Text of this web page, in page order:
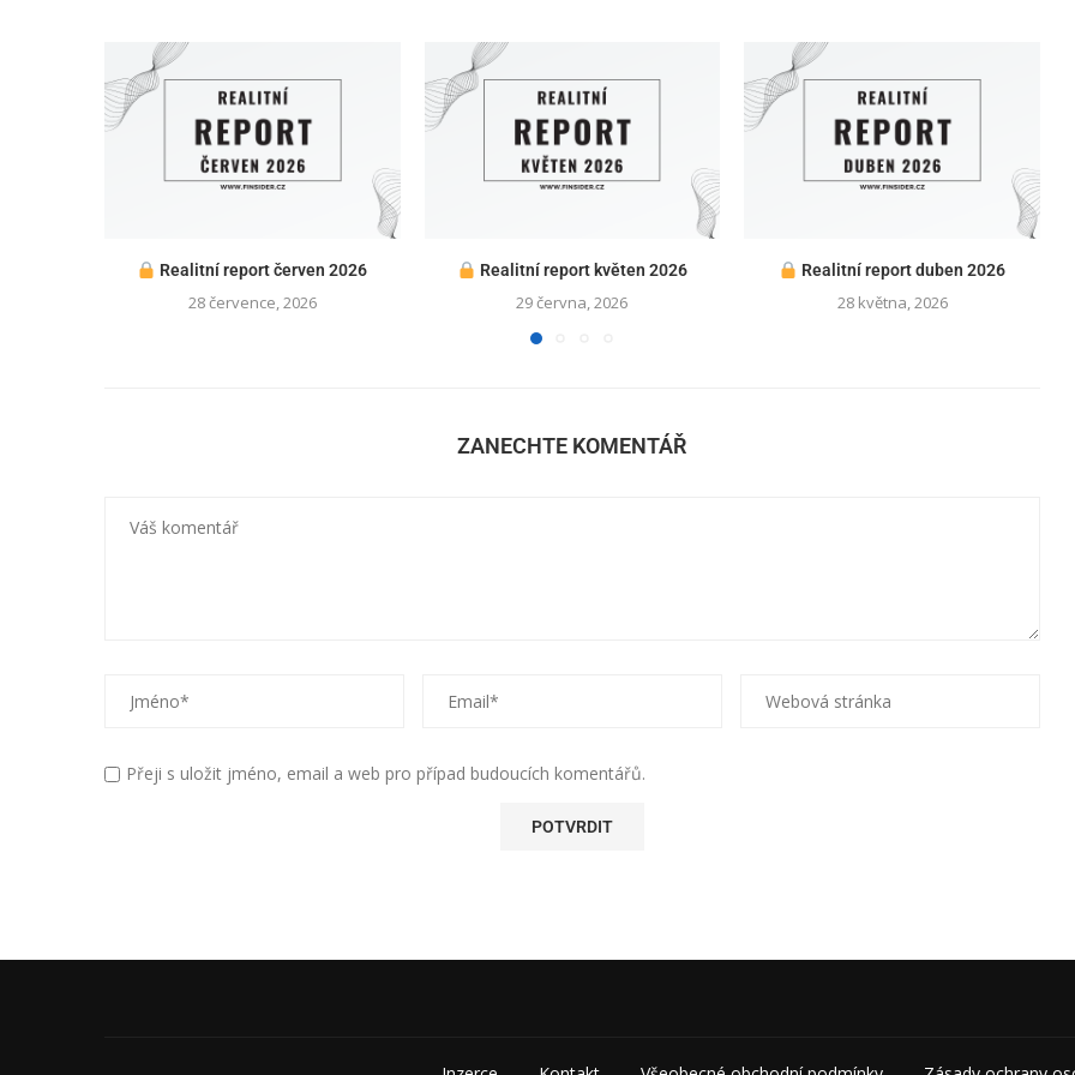
Realitní report červen 2026
28 července, 2026
Realitní report květen 2026
29 června, 2026
Realitní report duben 2026
28 května, 2026
ZANECHTE KOMENTÁŘ
Přeji s uložit jméno, email a web pro případ budoucích komentářů.